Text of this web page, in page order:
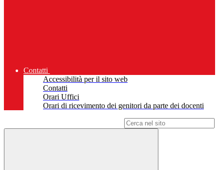
Contatti
Accessibilità per il sito web
Contatti
Orari Uffici
Orari di ricevimento dei genitori da parte dei docenti